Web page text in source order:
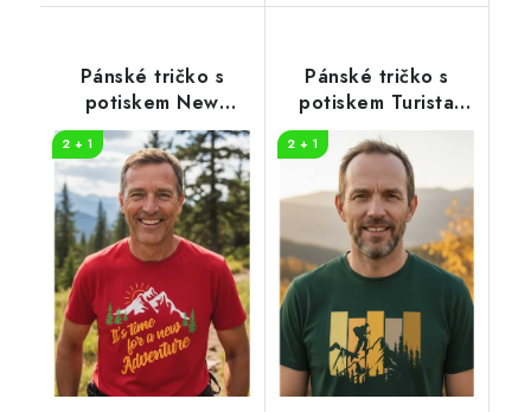
Pánské tričko s
potiskem New
Adventure
2 + 1
Pánské tričko s
potiskem Turista
pruhy
2 + 1